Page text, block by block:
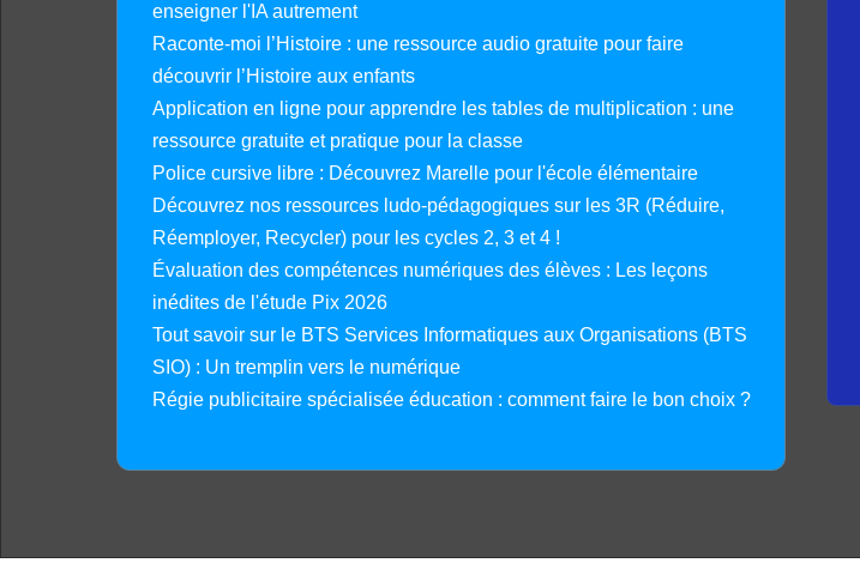
enseigner l'IA autrement
Raconte-moi l’Histoire : une ressource audio gratuite pour faire
découvrir l’Histoire aux enfants
Application en ligne pour apprendre les tables de multiplication : une
ressource gratuite et pratique pour la classe
Police cursive libre : Découvrez Marelle pour l'école élémentaire
Découvrez nos ressources ludo-pédagogiques sur les 3R (Réduire,
Réemployer, Recycler) pour les cycles 2, 3 et 4 !
Évaluation des compétences numériques des élèves : Les leçons
inédites de l'étude Pix 2026
Tout savoir sur le BTS Services Informatiques aux Organisations (BTS
SIO) : Un tremplin vers le numérique
Régie publicitaire spécialisée éducation : comment faire le bon choix ?